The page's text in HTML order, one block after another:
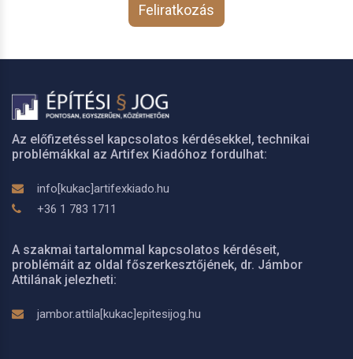
Feliratkozás
Az előfizetéssel kapcsolatos kérdésekkel, technikai
problémákkal az Artifex Kiadóhoz fordulhat:
info[kukac]artifexkiado.hu
+36 1 783 1711
A szakmai tartalommal kapcsolatos kérdéseit,
problémáit az oldal főszerkesztőjének, dr. Jámbor
Attilának jelezheti:
jambor.attila[kukac]epitesijog.hu